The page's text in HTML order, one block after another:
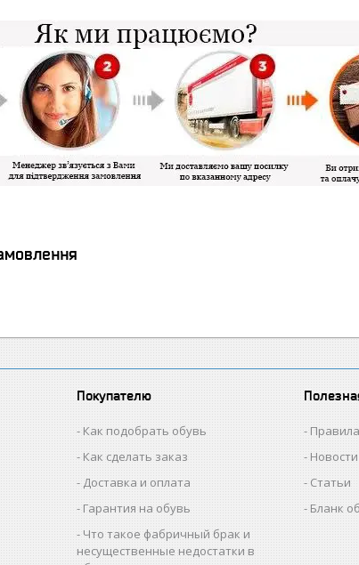
Покупателю
Как подобрать обувь
Как сделать заказ
Доставка и оплата
Гарантия на обувь
Что такое фабричный брак и
несущественные недостатки в
Статьи
Бланк